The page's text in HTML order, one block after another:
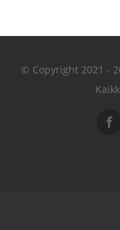
© Copyright 2021 -